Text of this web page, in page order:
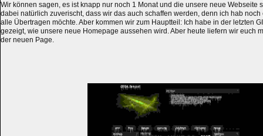
Wir können sagen, es ist knapp nur noch 1 Monat und die unsere neue Webseite
dabei natürlich zuverischt, dass wir das auch schaffen werden, denn ich hab
alle Übertragen möchte. Aber kommen wir zum Hauptteil: Ich habe in der letzten
gezeigt, wie unsere neue Homepage aussehen wird. Aber heute liefern wir euch
der neuen Page.